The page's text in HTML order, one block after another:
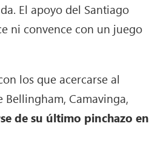
El apoyo del Santiago
ni convence con un juego
los que acercarse al
Camavinga,
de su último pinchazo en